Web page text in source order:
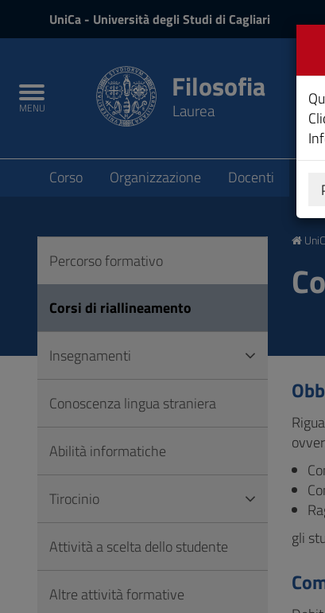
navigazione
Footer
UniCa - Università degli Studi di Cagliari
Toggle
navigation
MENU
Filosofia
Laurea
Submenu
Corso Organizzazione Docenti
gli
Percorso formativo
Corsi di riallineamento
Insegnamenti
Conoscenza lingua straniera
Abilità informatiche
Tirocinio
Attività a scelta dello studente
Altre attività formative